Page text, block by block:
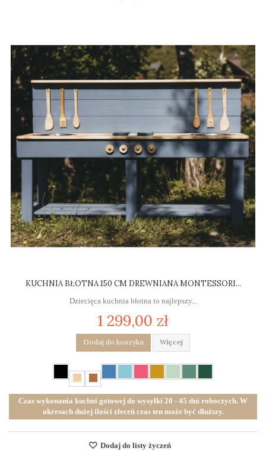
KUCHNIA BŁOTNA 150 CM DREWNIANA MONTESSORI...
Dziecięca kuchnia błotna to najlepszy...
1 299,00 zł
Dodaj do koszyka Więcej
Czas wykonania kuchni gotowej do wysyłki 20 - 45 dni roboczych. W
okresach dużej ilości zleceń czas ten może być dłuższy.
Dodaj do listy życzeń